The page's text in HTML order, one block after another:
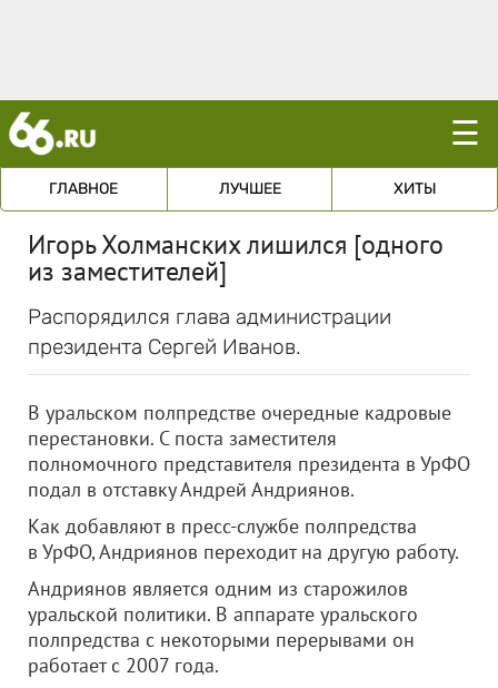
☰
ГЛАВНОЕ ЛУЧШЕЕ ХИТЫ
Игорь Холманских лишился [одного
из заместителей]
Распорядился глава администрации
президента Сергей Иванов.
В уральском полпредстве очередные кадровые
перестановки. С поста заместителя
полномочного представителя президента в УрФО
подал в отставку Андрей Андриянов.
Как добавляют в пресс-службе полпредства
в УрФО, Андриянов переходит на другую работу.
Андриянов является одним из старожилов
уральской политики. В аппарате уральского
полпредства с некоторыми перерывами он
работает с 2007 года.